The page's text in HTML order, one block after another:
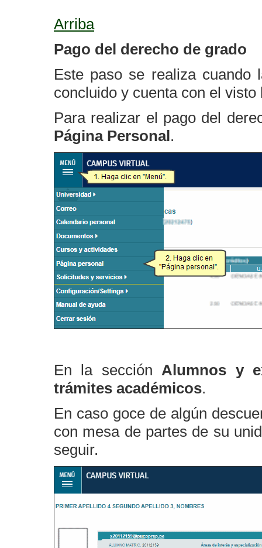
Arriba
Pago del derecho de grado
Este paso se realiza
concluido y cuenta con el
Para realizar el pago del
Página Personal.
En la secciónAlumnos y
trámites académicos.
En caso goce de algún
con mesa de partes de su
seguir.